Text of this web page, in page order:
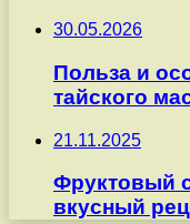
30.05.2026
Польза и
тайского
21.11.2025
Фруктовый
вкусный